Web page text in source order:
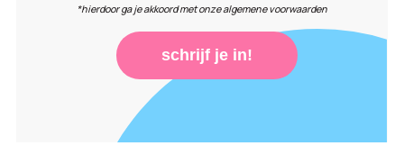
*hierdoor ga je akkoord met onze algemene voorwaarden
schrijf je in!